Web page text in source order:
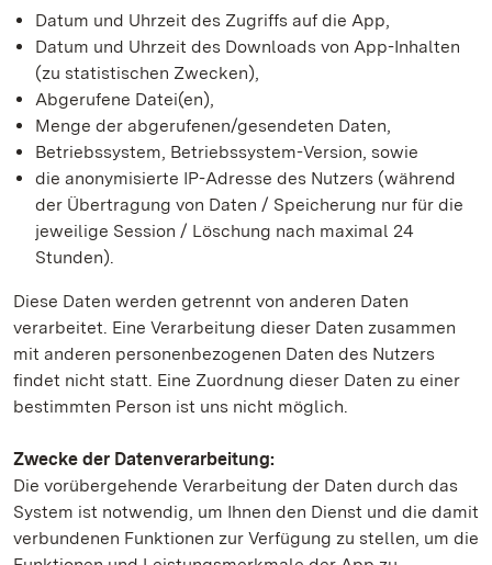
Datum und Uhrzeit des Zugriffs auf die App,
Datum und Uhrzeit des Downloads von App-Inhalten
(zu statistischen Zwecken),
Abgerufene Datei(en),
Menge der abgerufenen/gesendeten Daten,
Betriebssystem, Betriebssystem-Version, sowie
die anonymisierte IP-Adresse des Nutzers (während
der Übertragung von Daten / Speicherung nur für die
jeweilige Session / Löschung nach maximal 24
Stunden).
Diese Daten werden getrennt von anderen Daten
verarbeitet. Eine Verarbeitung dieser Daten zusammen
mit anderen personenbezogenen Daten des Nutzers
findet nicht statt. Eine Zuordnung dieser Daten zu einer
bestimmten Person ist uns nicht möglich.
Zwecke der Datenverarbeitung:
Die vorübergehende Verarbeitung der Daten durch das
System ist notwendig, um Ihnen den Dienst und die damit
verbundenen Funktionen zur Verfügung zu stellen, um die